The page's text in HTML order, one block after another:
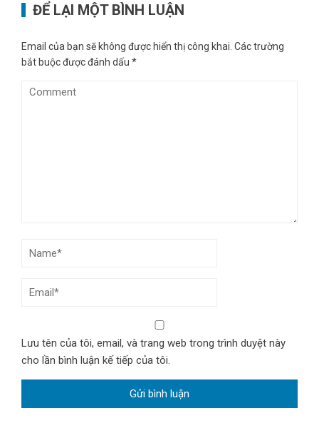
ĐỂ LẠI MỘT BÌNH LUẬN
Email của bạn sẽ không được hiển thị công khai. Các trường
bắt buộc được đánh dấu *
Lưu tên của tôi, email, và trang web trong trình duyệt này
cho lần bình luận kế tiếp của tôi.